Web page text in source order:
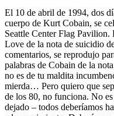
El 10 de abril de 1994, dos
cuerpo de Kurt Cobain, se
Seattle Center Flag
Love de la nota de suicidio
comentarios, se reprodujo
palabras de Cobain de la
no es de tu maldita
mierda… Pero quiero que
de los 80, no funciona. No
dejado – todos deberíamos